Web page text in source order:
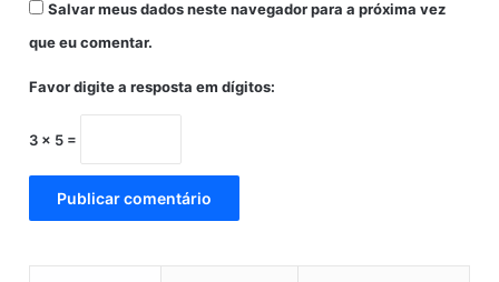
Salvar meus dados neste navegador para a próxima vez
que eu comentar.
Favor digite a resposta em dígitos:
3 × 5 =